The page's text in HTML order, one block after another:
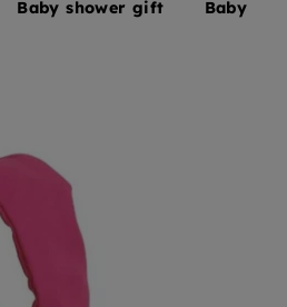
Baby shower gift Baby